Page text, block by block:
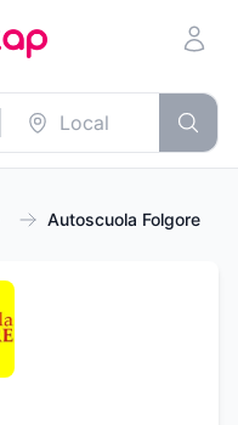
Autoscuola Folgore